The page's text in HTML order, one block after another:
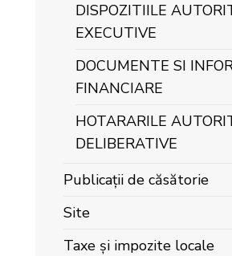
DISPOZITIILE
EXECUTIVE
DOCUMENTE SI
FINANCIARE
HOTARARILE
DELIBERATIVE
Publicații de căsătorie
Site
Taxe și impozite locale